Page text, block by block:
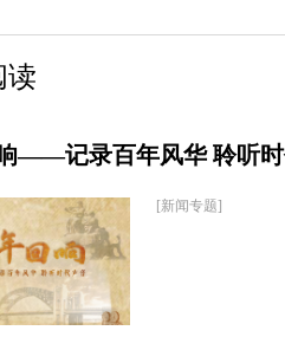
读
——记录百年风华 聆听
[新闻专题]